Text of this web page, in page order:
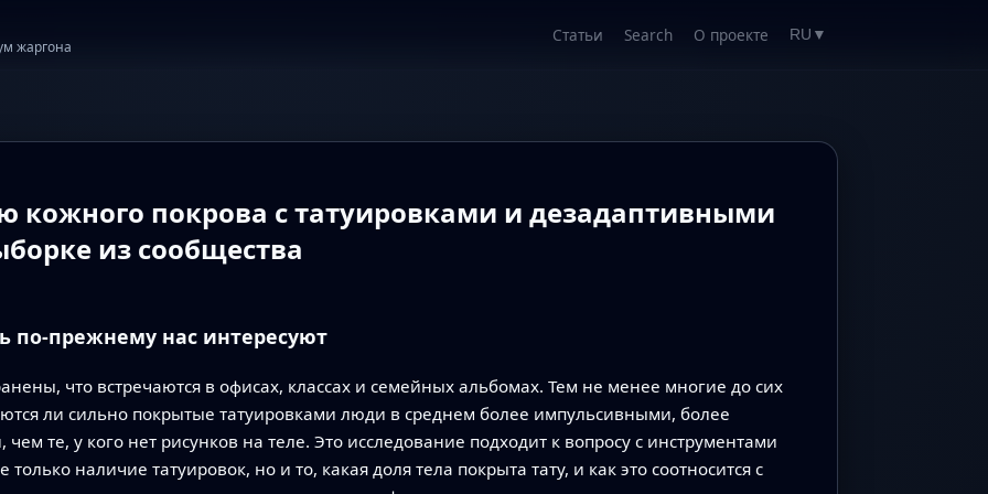
жаргона
Статьи Search О проекте RU ▼
покрова с татуировками и дезадаптивными
из сообщества
по-прежнему нас интересуют
что встречаются в офисах, классах и семейных альбомах. Тем не менее многие до сих
ли сильно покрытые татуировками люди в среднем более импульсивными, более
те, у кого нет рисунков на теле. Это исследование подходит к вопросу с инструментами
наличие татуировок, но и то, какая доля тела покрыта тату, и как это соотносится с